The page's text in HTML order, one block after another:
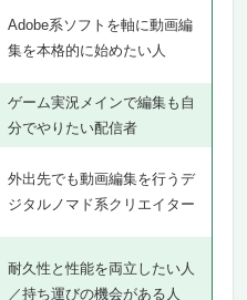
Adobe系ソフトを軸に動画編
集を本格的に始めたい人
ゲーム実況メインで編集も自
分でやりたい配信者
外出先でも動画編集を行うデ
ジタルノマド系クリエイター
耐久性と性能を両立したい人
／持ち運びの機会がある人